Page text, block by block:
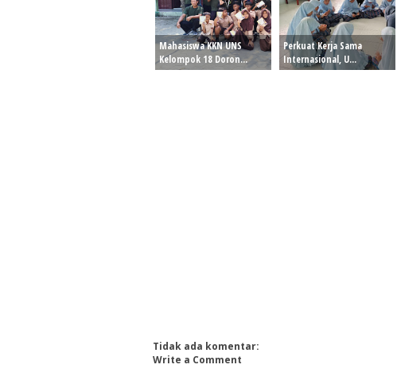
Mahasiswa KKN UNS
Kelompok 18 Doron...
Perkuat Kerja Sama
Internasional, U...
Tidak ada komentar:
Write a Comment